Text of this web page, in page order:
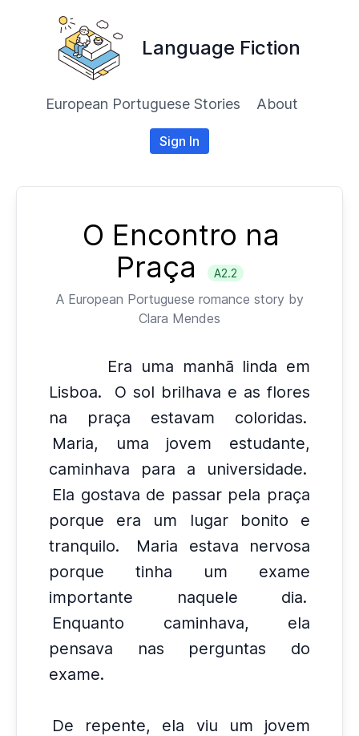
Language Fiction
European Portuguese Stories About
Sign In
O Encontro na
Praça
A2.2
A European Portuguese romance story by
Clara Mendes
Era uma manhã linda em
Lisboa.
O sol brilhava e as flores
na praça estavam coloridas.
Maria, uma jovem estudante,
caminhava para a universidade.
Ela gostava de passar pela praça
porque era um lugar bonito e
tranquilo.
Maria estava nervosa
porque tinha um exame
importante naquele dia.
Enquanto caminhava, ela
pensava nas perguntas do
exame.
De repente, ela viu um jovem